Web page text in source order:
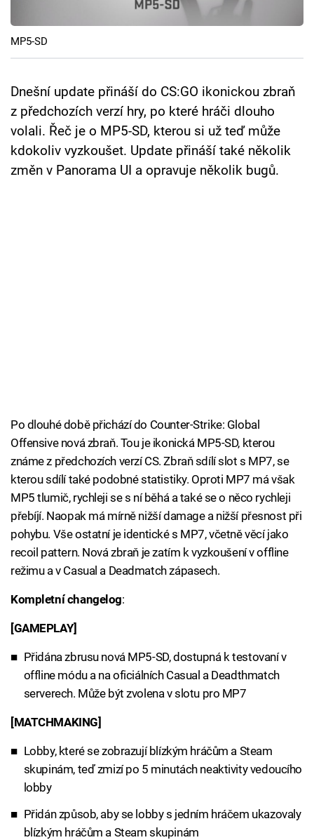
Pořady
TV Program
Sledujte prima+
Přihlášení
MP5-SD
Dnešní update přináší do CS:GO ikonickou zbraň
z předchozích verzí hry, po které hráči dlouho
volali. Řeč je o MP5-SD, kterou si už teď může
kdokoliv vyzkoušet. Update přináší také několik
změn v Panorama UI a opravuje několik bugů.
Po dlouhé době přichází do Counter-Strike: Global
Offensive nová zbraň. Tou je ikonická MP5-SD, kterou
známe z předchozích verzí CS. Zbraň sdílí slot s MP7, se
kterou sdílí také podobné statistiky. Oproti MP7 má však
MP5 tlumič, rychleji se s ní běhá a také se o něco rychleji
přebíjí. Naopak má mírně nižší damage a nižší přesnost při
pohybu. Vše ostatní je identické s MP7, včetně věcí jako
recoil pattern. Nová zbraň je zatím k vyzkoušení v offline
režimu a v Casual a Deadmatch zápasech.
Kompletní changelog:
[GAMEPLAY]
Přidána zbrusu nová MP5-SD, dostupná k testovaní v
offline módu a na oficiálních Casual a Deadthmatch
serverech. Může být zvolena v slotu pro MP7
[MATCHMAKING]
Lobby, které se zobrazují blízkým hráčům a Steam
skupinám, teď zmizí po 5 minutách neaktivity vedoucího
lobby
Přidán způsob, aby se lobby s jedním hráčem ukazovaly
blízkým hráčům a Steam skupinám